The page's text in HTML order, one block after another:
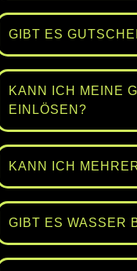
GIBT ES
KANN ICH MEINE
EINLÖSEN?
KANN ICH
GIBT ES WASSER